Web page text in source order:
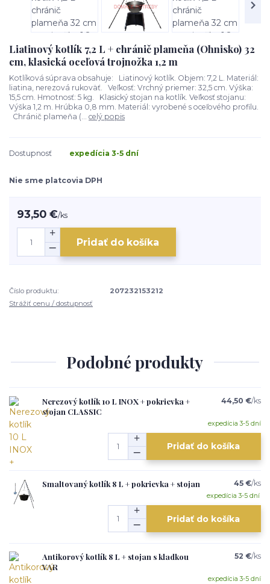
Liatinový kotlík 7,2 L + chránič plameňa (Ohnisko) 32
cm, klasická oceľová trojnožka 1,2 m
Kotlíková súprava obsahuje: Liatinový kotlík. Objem: 7,2 L. Materiál:
liatina, nerezová rukoväť. Veľkosť: Vrchný priemer: 32,5 cm. Výška:
15,5 cm. Hmotnosť: 5 kg. Klasický stojan na kotlík. Veľkosť stojanu:
Výška 1,2 m. Hrúbka 0,8 mm. Materiál: vyrobené s oceľového profilu.
Chránič plameňa (... celý popis
Dostupnosť expedícia 3-5 dní
Nie sme platcovia DPH
93,50 €/ks
Pridať do košíka
Číslo produktu:
207232153212
Strážiť cenu / dostupnosť
Podobné produkty
Nerezový kotlík 10 L INOX + pokrievka +
stojan CLASSIC
44,50 €/ks
expedícia 3-5 dní
Pridať do košíka
Smaltovaný kotlík 8 L + pokrievka + stojan 45 €/ks
expedícia 3-5 dní
Pridať do košíka
Antikorový kotlík 8 L + stojan s kladkou
VAR
52 €/ks
expedícia 3-5 dní